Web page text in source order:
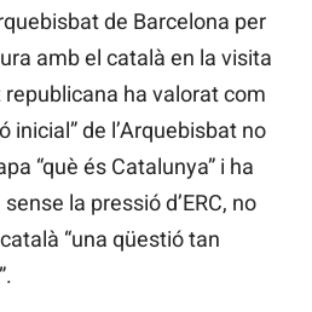
de Barcelona per
amb el català en la visita
ha valorat com
inicial” de l’Arquebisbat no
“què és Catalunya” i ha
la pressió d’ERC, no
“una qüestió tan